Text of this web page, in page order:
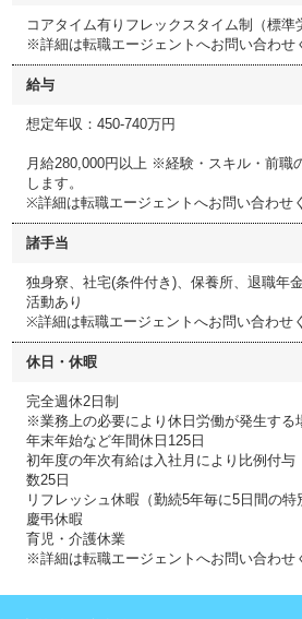
コアタイム有りフレックスタイム制（標準
※詳細は転職エージェントへお問い合わせ
給与
想定年収：450-740万円
月給280,000円以上 ※経験・スキル・前職
します。
※詳細は転職エージェントへお問い合わせ
諸手当
独身寮、社宅(条件付き)、保養所、退職年
活動あり
※詳細は転職エージェントへお問い合わせ
休日・休暇
完全週休2日制
※業務上の必要により休日労働が発生する
年末年始など年間休日125日
初年度の年次有給は入社月により比例付与
数25日
リフレッシュ休暇（勤続5年毎に5日間の特
慶弔休暇
育児・介護休業
※詳細は転職エージェントへお問い合わせ